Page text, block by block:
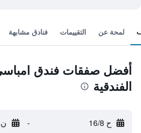
لمحة عن التقييمات فنادق مشابهة
أفضل صفقات فندق
الفندقية
ح 16/8 - ن 17/8